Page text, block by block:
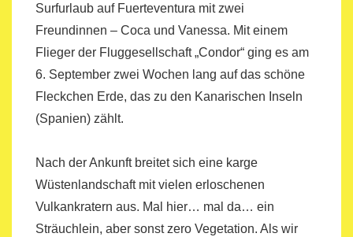
Surfurlaub auf Fuerteventura mit zwei
Freundinnen – Coca und Vanessa. Mit einem
Flieger der Fluggesellschaft „Condor“ ging es am
6. September zwei Wochen lang auf das schöne
Fleckchen Erde, das zu den Kanarischen Inseln
(Spanien) zählt.
Nach der Ankunft breitet sich eine karge
Wüstenlandschaft mit vielen erloschenen
Vulkankratern aus. Mal hier… mal da… ein
Sträuchlein, aber sonst zero Vegetation. Als wir